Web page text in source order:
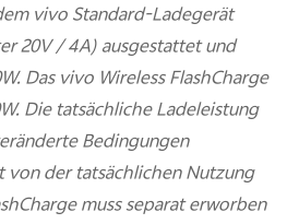
vivo Standard-Ladegerät
20V / 4A) ausgestattet und
Das vivo Wireless FlashCharge
Die tatsächliche Ladeleistung
Bedingungen
von der tatsächlichen Nutzung
muss separat erworben